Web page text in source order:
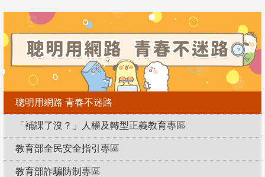
聰明用網路 青春不迷路
「補課了沒？」人權及轉型正義教育專區
教育部全民安全指引專區
教育部詐騙防制專區